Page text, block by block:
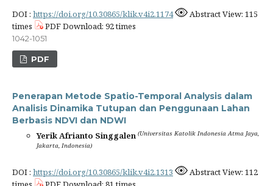
DOI : https://doi.org/10.30865/klik.v4i2.1174
Abstract View: 115
times
PDF Download: 92 times
1042-1051
PDF
Penerapan Metode Spatio-Temporal Analysis dalam
Analisis Dinamika Tutupan dan Penggunaan Lahan
Berbasis NDVI dan NDWI
Yerik Afrianto Singgalen (Universitas Katolik Indonesia Atma Jaya,
Jakarta, Indonesia)
DOI : https://doi.org/10.30865/klik.v4i2.1313
Abstract View: 112